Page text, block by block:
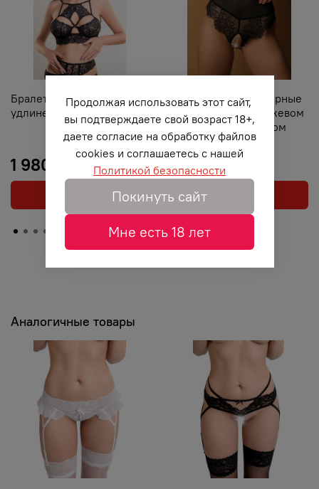
Бралетт кружевной
удлиненный черный
1 980 ₽
Высокие трусики черные
с французским кружевом
и пикантным вырезом
2 190 ₽
Аналогичные товары
Продолжая использовать этот сайт,
вы подтверждаете свой возраст 18+,
даете согласие на обработку файлов
cookies и соглашаетесь с нашей
Политикой безопасности
Покинуть сайт
Мне есть 18 лет